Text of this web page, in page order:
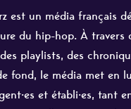
est un média français
du hip-hop. À travers
playlists, des
fond, le média met en
et établi·es, tant